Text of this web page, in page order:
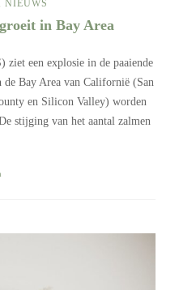
NIEUWS
in Bay Area
ziet een explosie in de paaiende
Bay Area van Californië (San
en Silicon Valley) worden
stijging van het aantal zalmen